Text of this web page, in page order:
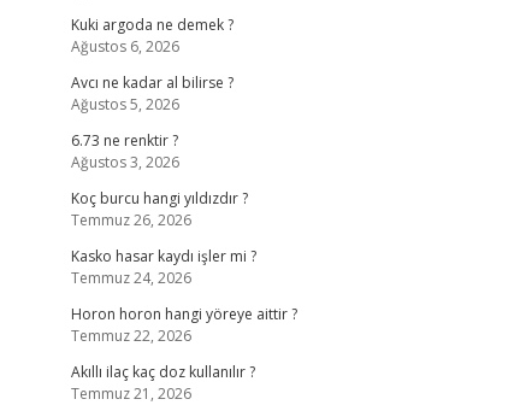
Kuki argoda ne demek ?
Ağustos 6, 2026
Avcı ne kadar al bilirse ?
Ağustos 5, 2026
6.73 ne renktir ?
Ağustos 3, 2026
Koç burcu hangi yıldızdır ?
Temmuz 26, 2026
Kasko hasar kaydı işler mi ?
Temmuz 24, 2026
Horon horon hangi yöreye aittir ?
Temmuz 22, 2026
Akıllı ilaç kaç doz kullanılır ?
Temmuz 21, 2026